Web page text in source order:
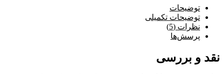
توضیحات
توضیحات تکمیلی
نظرات (5)
پرسش‌ها
نقد و بررسی